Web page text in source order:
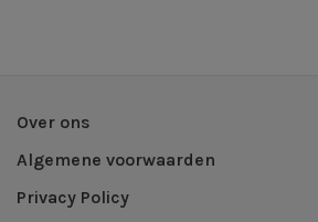
Over ons
Algemene voorwaarden
Privacy Policy